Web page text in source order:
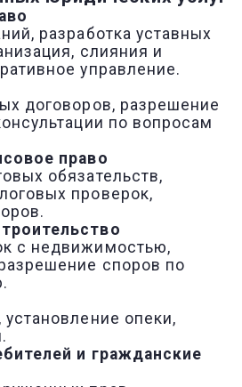
разработка уставных
слияния и
управление.
договоров, разрешение
по вопросам
право
обязательств,
проверок,
с недвижимостью,
споров по
опеки,
и гражданские